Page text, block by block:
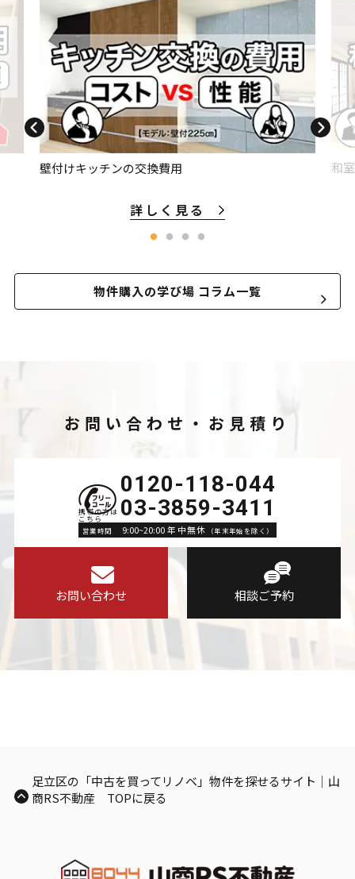
壁付けキッチンの交換費用
詳しく見る
和
物件購入の学び場 コラム一覧
お問い合わせ・お見積り
0120-118-044
03-3859-3411
営業時間 9:00~20:00 年中無休 （年末年始を除く）
お問い合わせ 相談ご予約
足立区の「中古を買ってリノベ」物件を探せるサイト｜山
商RS不動産 TOPに戻る